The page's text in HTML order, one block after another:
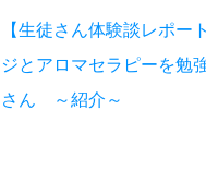
【生徒さん体験談レポー
ジとアロマセラピーを勉
さん ～紹介～